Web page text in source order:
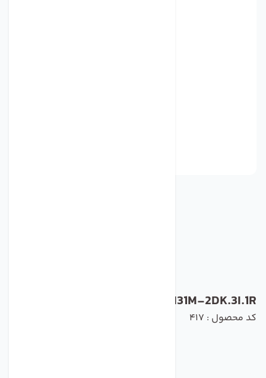
RH31M-2DK.3I.1R
کد محصول : 417